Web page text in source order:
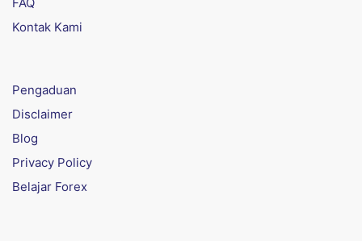
Kontak Kami
Pengaduan
Disclaimer
Blog
Privacy Policy
Belajar Forex